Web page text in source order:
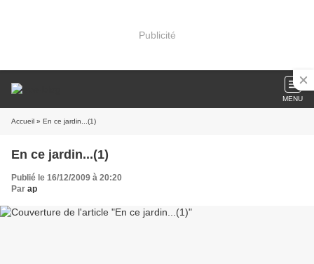
Publicité
MENU
Accueil » En ce jardin...(1)
En ce jardin...(1)
Publié le 16/12/2009 à 20:20
Par ap